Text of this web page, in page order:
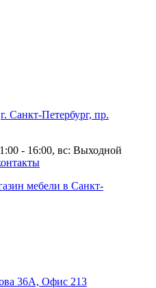
г. Санкт-Петербург, пр.
- 16:00, вс: Выходной
36А, Офис 213